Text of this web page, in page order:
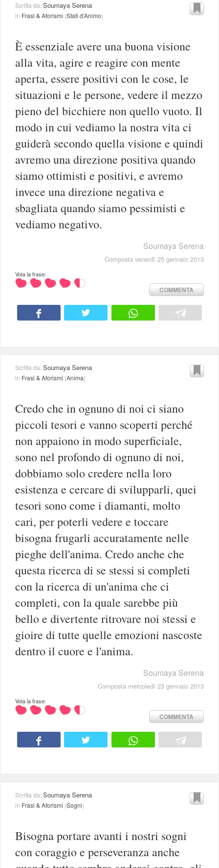
Scritta da:Soumaya Serena
in Frasi & Aforismi (Stati d'Animo)
È essenziale avere una buona visione
alla vita, agire e reagire con mente
aperta, essere positivi con le cose, le
situazioni e le persone, vedere il mezzo
pieno del bicchiere non quello vuoto. Il
modo in cui vediamo la nostra vita ci
guiderà secondo quella visione e quindi
avremo una direzione positiva quando
siamo ottimisti e positivi, e avremo
invece una direzione negativa e
sbagliata quando siamo pessimisti e
vediamo negativo.
Soumaya Serena
Composta venerdì 25 gennaio 2013
Vota la frase:
COMMENTA
Scritta da:Soumaya Serena
in Frasi & Aforismi (Anima)
Credo che in ognuno di noi ci siano
piccoli tesori e vanno scoperti perché
non appaiono in modo superficiale,
sono nel profondo di ognuno di noi,
dobbiamo solo credere nella loro
esistenza e cercare di svilupparli, quei
tesori sono come i diamanti, molto
cari, per poterli vedere e toccare
bisogna frugarli accuratamente nelle
pieghe dell'anima. Credo anche che
questa ricerca di se stessi si completi
con la ricerca di un'anima che ci
completi, con la quale sarebbe più
bello e divertente ritrovare noi stessi e
gioire di tutte quelle emozioni nascoste
dentro il cuore e l'anima.
Soumaya Serena
Composta mercoledì 23 gennaio 2013
Vota la frase:
COMMENTA
Scritta da:Soumaya Serena
in Frasi & Aforismi (Sogni)
Bisogna portare avanti i nostri sogni
con coraggio e perseveranza anche